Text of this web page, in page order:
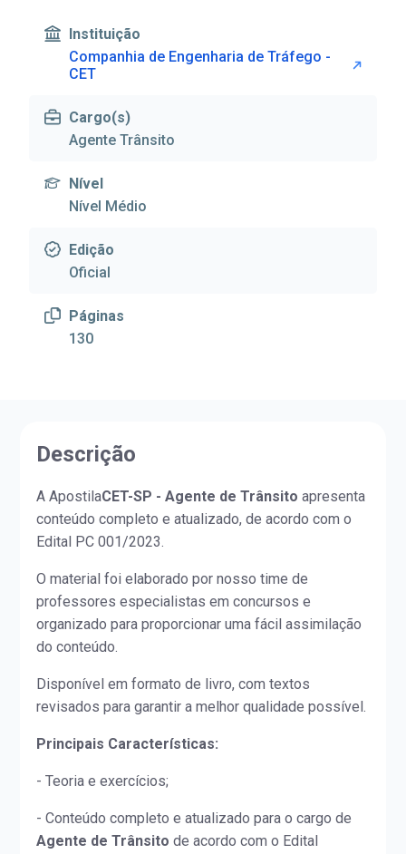
Instituição
Companhia de Engenharia de Tráfego -
CET
Cargo(s)
Agente Trânsito
Nível
Nível Médio
Edição
Oficial
Páginas
130
Descrição
A ApostilaCET-SP - Agente de Trânsito apresenta
conteúdo completo e atualizado, de acordo com o
Edital PC 001/2023.
O material foi elaborado por nosso time de
professores especialistas em concursos e
organizado para proporcionar uma fácil assimilação
do conteúdo.
Disponível em formato de livro, com textos
revisados para garantir a melhor qualidade possível.
Principais Características:
- Teoria e exercícios;
- Conteúdo completo e atualizado para o cargo de
Agente de Trânsito de acordo com o Edital